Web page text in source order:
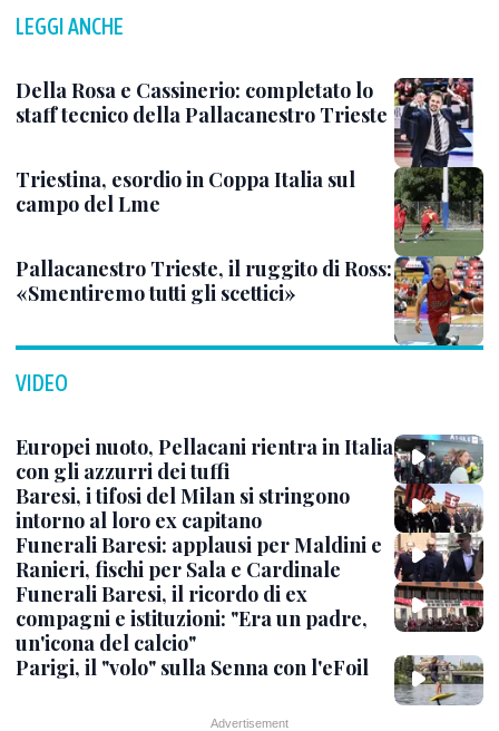
LEGGI ANCHE
Della Rosa e Cassinerio: completato lo
staff tecnico della Pallacanestro Trieste
Triestina, esordio in Coppa Italia sul
campo del Lme
Pallacanestro Trieste, il ruggito di Ross:
«Smentiremo tutti gli scettici»
VIDEO
Europei nuoto, Pellacani rientra in Italia
con gli azzurri dei tuffi
Baresi, i tifosi del Milan si stringono
intorno al loro ex capitano
Funerali Baresi: applausi per Maldini e
Ranieri, fischi per Sala e Cardinale
Funerali Baresi, il ricordo di ex
compagni e istituzioni: "Era un padre,
un'icona del calcio"
Parigi, il "volo" sulla Senna con l'eFoil